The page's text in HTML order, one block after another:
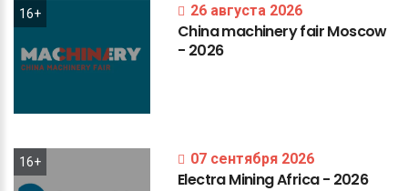
16+ 26 августа 2026
ChinamachineryfairMoscow
- 2026
16+ 07 сентября 2026
ElectraMiningAfrica- 2026